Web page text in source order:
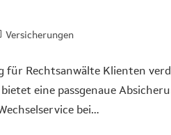
Versicherungen
für Rechtsanwälte Klienten
eine passgenaue
bei…